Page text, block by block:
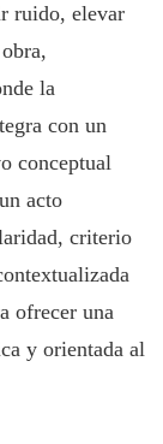
ruido, elevar
la
con un
conceptual
acto
criterio
ofrecer una
y orientada al